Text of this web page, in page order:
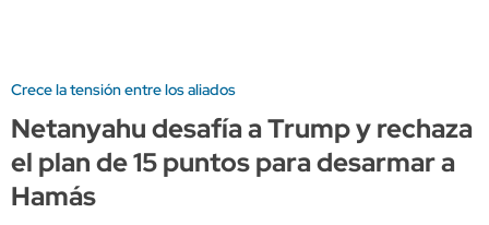
Crece la tensión entre los aliados
Netanyahu desafía a Trump y rechaza
el plan de 15 puntos para desarmar a
Hamás